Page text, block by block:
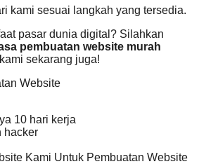
kami sesuai langkah yang tersedia.
pasar dunia digital? Silahkan
pembuatan website murah
sekarang juga!
Website
10 hari kerja
hacker
Kami Untuk Pembuatan Website